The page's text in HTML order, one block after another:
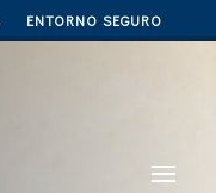
ENTORNO SEGURO